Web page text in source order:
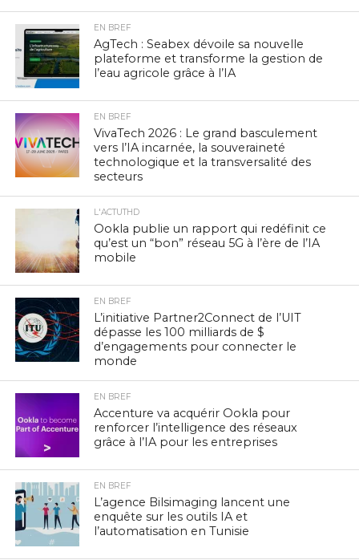
EN BREF
AgTech : Seabex dévoile sa nouvelle
plateforme et transforme la gestion de
l’eau agricole grâce à l’IA
EN BREF
VivaTech 2026 : Le grand basculement
vers l’IA incarnée, la souveraineté
technologique et la transversalité des
secteurs
L'ACTUTHD
Ookla publie un rapport qui redéfinit ce
qu’est un “bon” réseau 5G à l’ère de l’IA
mobile
EN BREF
L’initiative Partner2Connect de l’UIT
dépasse les 100 milliards de $
d’engagements pour connecter le
monde
EN BREF
Accenture va acquérir Ookla pour
renforcer l’intelligence des réseaux
grâce à l’IA pour les entreprises
EN BREF
L’agence Bilsimaging lancent une
enquête sur les outils IA et
l’automatisation en Tunisie